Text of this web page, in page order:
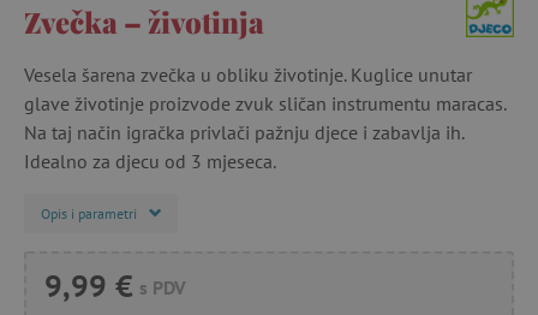
Zvečka – životinja
Vesela šarena zvečka u obliku životinje. Kuglice unutar
glave životinje proizvode zvuk sličan instrumentu maracas.
Na taj način igračka privlači pažnju djece i zabavlja ih.
Idealno za djecu od 3 mjeseca.
Opis i parametri
9,99 € s PDV